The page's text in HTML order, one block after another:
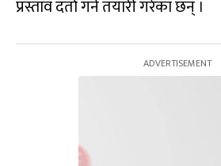
प्रस्ताव दर्ता गर्ने तयारी गरेका छन् ।